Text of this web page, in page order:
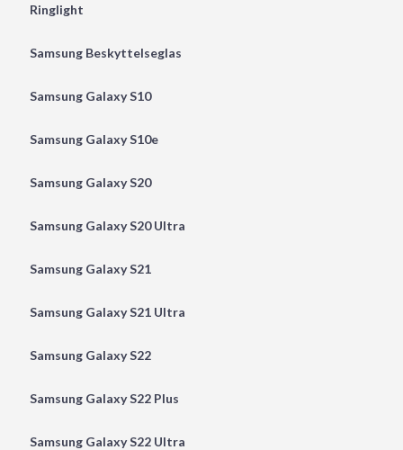
Ringlight
Samsung Beskyttelseglas
Samsung Galaxy S10
Samsung Galaxy S10e
Samsung Galaxy S20
Samsung Galaxy S20 Ultra
Samsung Galaxy S21
Samsung Galaxy S21 Ultra
Samsung Galaxy S22
Samsung Galaxy S22 Plus
Samsung Galaxy S22 Ultra